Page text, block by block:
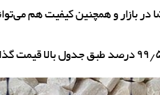
در بازار و همچنین کیفیت هم